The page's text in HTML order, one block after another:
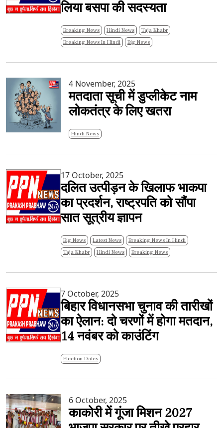
लिया बसपा की सदस्यता
Breaking News Hindi News
Taja Khabr
Breaking News In Hindi
Big News
4 November, 2025
मतदाता सूची में डुप्लीकेट नाम
लोकतंत्र के लिए खतरा
Hindi News
17 October, 2025
दलित उत्पीड़न के खिलाफ भाकपा
का प्रदर्शन, राष्ट्रपति को सौंपा
सात सूत्रीय ज्ञापन
Big News Latest News
Breaking News In Hindi
Taja Khabr
Hindi News Breaking News
7 October, 2025
बिहार विधानसभा चुनाव की तारीखों
का ऐलान: दो चरणों में होगा मतदान,
14 नवंबर को काउंटिंग
Election Dates
6 October, 2025
काकोरी में गूंजा मिशन 2027